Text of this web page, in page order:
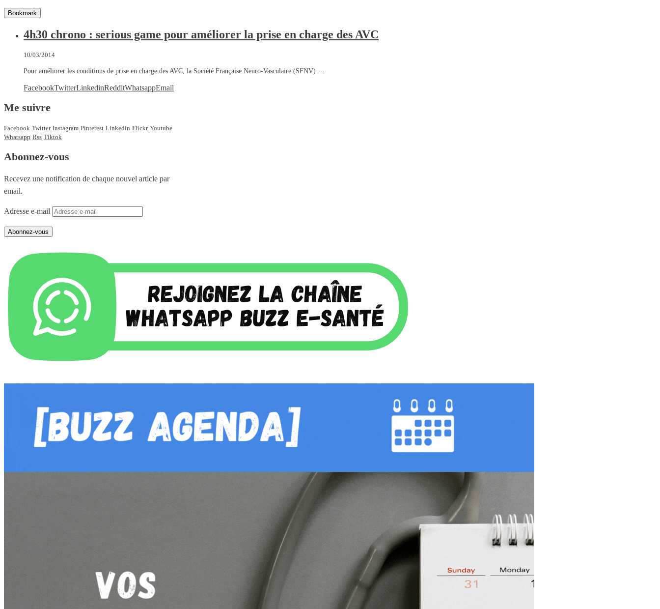
Bookmark
4h30 chrono : serious game pour améliorer la prise en charge des AVC
10/03/2014
Pour améliorer les conditions de prise en charge des AVC, la Société Française Neuro-Vasculaire (SFNV) …
FacebookTwitterLinkedinRedditWhatsappEmail
Me suivre
Facebook Twitter Instagram Pinterest Linkedin Flickr Youtube
Whatsapp Rss Tiktok
Abonnez-vous
Recevez une notification de chaque nouvel article par
email.
Adresse e-mail
Abonnez-vous